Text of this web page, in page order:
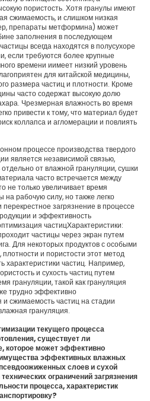
пористость. Хотя гранулы имеют
сжимаемость, и слишком низкая
препараты метформина) может
заполнения в последующем
всегда находятся в полусухоре
если требуются более крупные
времени иимеет низкий уровень
для китайской медицины,
размера частиц и плотности. Кроме
часто содержат высокую долю
Чрезмерная влажность во время
привести к тому, что материал будет
коллапса и агломерации и повлиять
процессе производства твердого
является независимой связью,
от влажной грануляции, сушки
часто встречается между
не только увеличивает время
рабочую силу, но также легко
загрязнение в процессе
и эффективность
частицХарактеристики:
частицы через экран путем
Для некоторых продуктов с особыми
и пористости этот метод
характеристики частиц. Например,
и сухость частиц путем
грануляции, такой как грануляция
трудно эффективно
сжимаемость частиц на стадии
грануляция.
текущего процесса
существует ли
которое может эффективно
эффективных влажных
слоев и сухой
ограничений загрязнения
процесса, характеристик